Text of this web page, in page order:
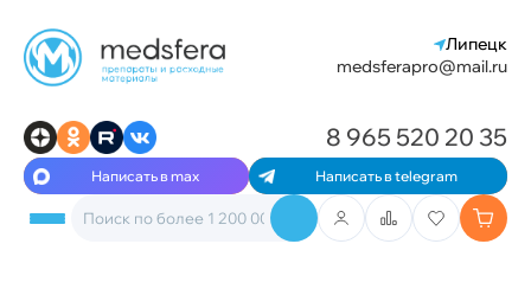
Липецк
medsferapro@mail.ru
Написать в max Написать в telegram
8 965 520 20 35